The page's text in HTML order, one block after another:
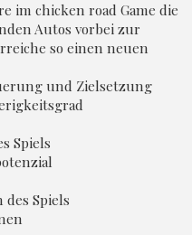
im chicken road Game die
Autos vorbei zur
so einen neuen
und Zielsetzung
Spiels
Spiels